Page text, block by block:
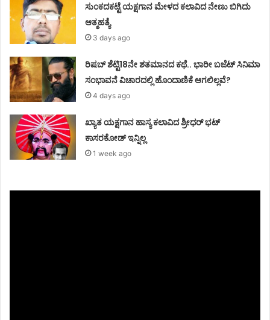
ಸುಂಕದಕಟ್ಟೆ ಯಕ್ಷಗಾನ ಮೇಳದ ಕಲಾವಿದ ನೇಣು ಬಿಗಿದು
ಆತ್ಮಹತ್ಯೆ
3 days ago
ರಿಷಬ್ ಶೆಟ್ಟಿ18ನೇ ಶತಮಾನದ ಕಥೆ.. ಭಾರೀ ಬಜೆಟ್ ಸಿನಿಮಾ
ಸಂಭಾವನೆ ವಿಚಾರದಲ್ಲಿ ಹೊಂದಾಣಿಕೆ ಆಗಲಿಲ್ಲವೆ?
4 days ago
ಖ್ಯಾತ ಯಕ್ಷಗಾನ ಹಾಸ್ಯ ಕಲಾವಿದ ಶ್ರೀಧರ್ ಭಟ್
ಕಾಸರಕೋಡ್ ಇನ್ನಿಲ್ಲ
1 week ago